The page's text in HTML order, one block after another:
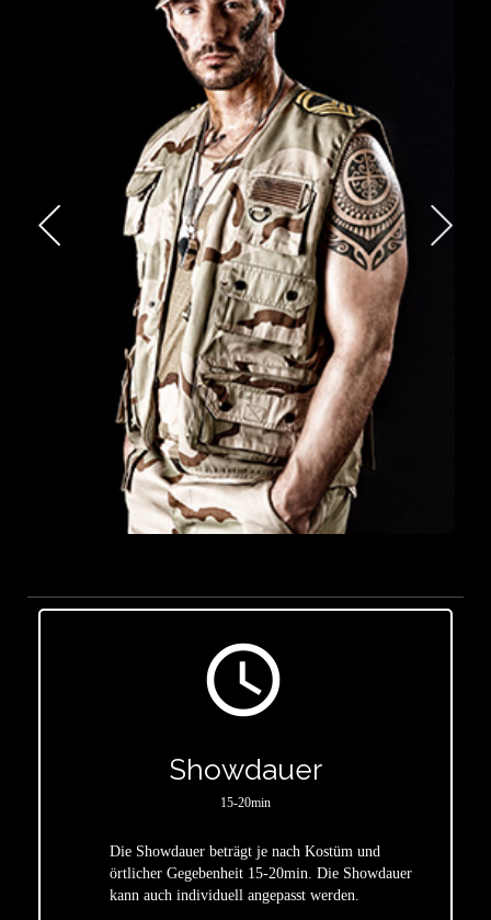
access_time
Showdauer
15-20min
Die Showdauer beträgt je nach Kostüm und
örtlicher Gegebenheit 15-20min. Die Showdauer
kann auch individuell angepasst werden.